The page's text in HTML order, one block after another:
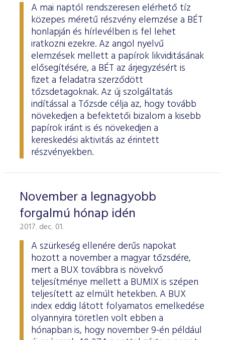
A mai naptól rendszeresen elérhető tíz
közepes méretű részvény elemzése a BÉT
honlapján és hírlevélben is fel lehet
iratkozni ezekre. Az angol nyelvű
elemzések mellett a papírok likviditásának
elősegítésére, a BÉT az árjegyzésért is
fizet a feladatra szerződött
tőzsdetagoknak. Az új szolgáltatás
indítással a Tőzsde célja az, hogy tovább
növekedjen a befektetői bizalom a kisebb
papírok iránt is és növekedjen a
kereskedési aktivitás az érintett
részvényekben.
November a legnagyobb
forgalmú hónap idén
2017. dec. 01.
A szürkeség ellenére derűs napokat
hozott a november a magyar tőzsdére,
mert a BUX továbbra is növekvő
teljesítménye mellett a BUMIX is szépen
teljesített az elmúlt hetekben. A BUX
index eddig látott folyamatos emelkedése
olyannyira töretlen volt ebben a
hónapban is, hogy november 9-én például